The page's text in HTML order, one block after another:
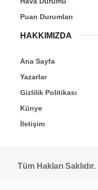
Puan Durumları
HAKKIMIZDA
Ana Sayfa
Yazarlar
Gizlilik Politikası
Künye
İletişim
Tüm Hakları Saklıdır. |